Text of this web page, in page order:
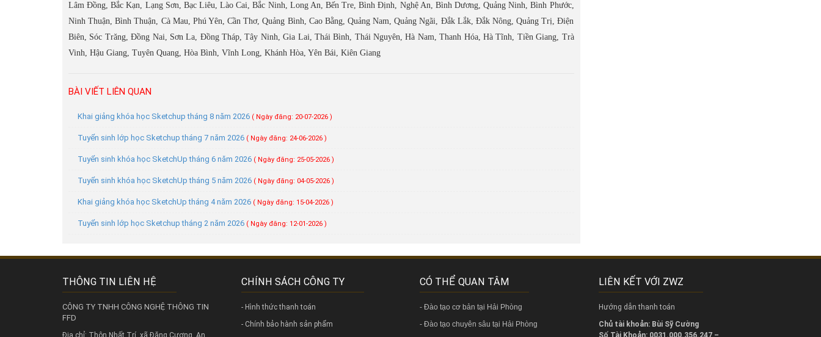
Lâm Đồng, Bắc Kạn, Lạng Sơn, Bạc Liêu, Lào Cai, Bắc Ninh, Long An, Bến Tre, Bình Định, Nghệ An, Bình Dương, Quảng Ninh, Bình Phước,
Ninh Thuận, Bình Thuận, Cà Mau, Phú Yên, Cần Thơ, Quảng Bình, Cao Bằng, Quảng Nam, Quảng Ngãi, Đắk Lắk, Đắk Nông, Quảng Trị, Điện
Biên, Sóc Trăng, Đồng Nai, Sơn La, Đồng Tháp, Tây Ninh, Gia Lai, Thái Bình, Thái Nguyên, Hà Nam, Thanh Hóa, Hà Tĩnh, Tiền Giang, Trà
Vinh, Hậu Giang, Tuyên Quang, Hòa Bình, Vĩnh Long, Khánh Hòa, Yên Bái, Kiên Giang
BÀI VIẾT LIÊN QUAN
Khai giảng khóa học Sketchup tháng 8 năm 2026 ( Ngày đăng: 20-07-2026 )
Tuyển sinh lớp học Sketchup tháng 7 năm 2026 ( Ngày đăng: 24-06-2026 )
Tuyển sinh khóa học SketchUp tháng 6 năm 2026 ( Ngày đăng: 25-05-2026 )
Tuyển sinh khóa học SketchUp tháng 5 năm 2026 ( Ngày đăng: 04-05-2026 )
Khai giảng khóa học SketchUp tháng 4 năm 2026 ( Ngày đăng: 15-04-2026 )
Tuyển sinh lớp học Sketchup tháng 2 năm 2026 ( Ngày đăng: 12-01-2026 )
THÔNG TIN LIÊN HỆ
CÔNG TY TNHH CÔNG NGHỆ THÔNG TIN
FFD
Địa chỉ: Thôn Nhất Trí, xã Đặng Cương, An
CHÍNH SÁCH CÔNG TY
- Hình thức thanh toán
- Chính bảo hành sản phẩm
CÓ THỂ QUAN TÂM
- Đào tạo cơ bản tại Hải Phòng
- Đào tạo chuyên sâu tại Hải Phòng
LIÊN KẾT VỚI ZWZ
Hướng dẫn thanh toán
Chủ tài khoản: Bùi Sỹ Cường
Số Tài Khoản: 0031.000.356.247 –